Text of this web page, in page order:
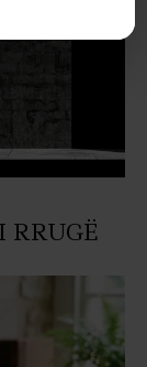
RRUGË